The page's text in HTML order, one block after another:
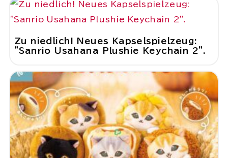
Zu niedlich! Neues Kapselspielzeug:
"Sanrio Usahana Plushie Keychain 2".